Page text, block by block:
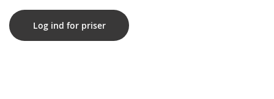
Log ind for priser